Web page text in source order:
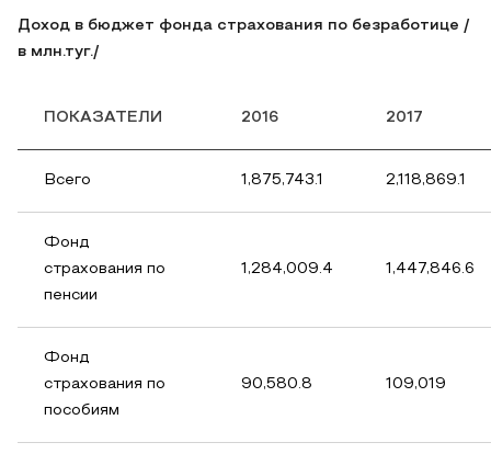
Доход в бюджет фонда страхования по безработице /
в млн.туг./
ПОКАЗАТЕЛИ 2016 2017
Всего 1,875,743.1 2,118,869.1
Фонд
страхования по
пенсии
1,284,009.4 1,447,846.6
Фонд
страхования по
пособиям
90,580.8 109,019